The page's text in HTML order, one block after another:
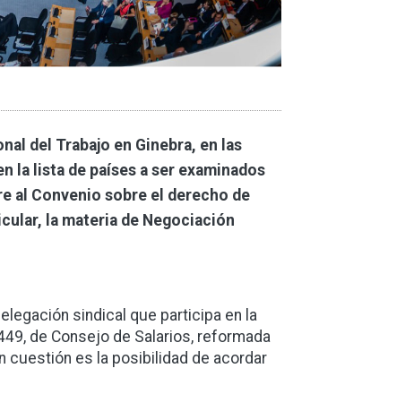
del Trabajo en Ginebra, en las
la lista de países a ser examinados
al Convenio sobre el derecho de
la materia de Negociación
sindical que participa en la
de Consejo de Salarios, reformada
cuestión es la posibilidad de acordar